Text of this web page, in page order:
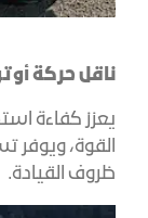
ناقل حركة أوتوماتيكي
يعزز كفاءة
القوة، ويوفر
ظروف القيادة.